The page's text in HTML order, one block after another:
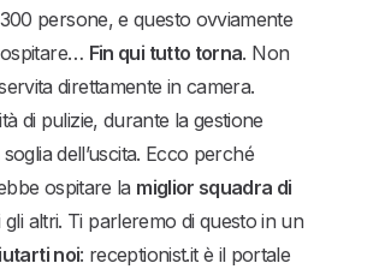
persone, e questo ovviamente
Fin qui tutto torna. Non
direttamente in camera.
di pulizie, durante la gestione
dell’uscita. Ecco perché
ospitare la miglior squadra di
altri. Ti parleremo di questo in un
noi: receptionist.it è il portale